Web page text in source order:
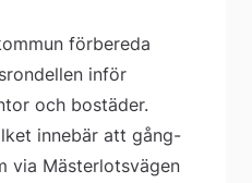
förbereda
inför
och bostäder.
innebär att gång-
via Mästerlotsvägen